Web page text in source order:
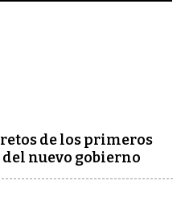
de los primeros
nuevo gobierno